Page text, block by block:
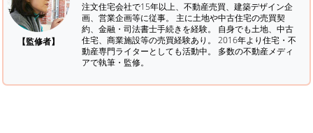
【監修者】
注文住宅会社で15年以上、不動産売買、建築デザイン企
画、営業企画等に従事。 主に土地や中古住宅の売買契
約、金融・司法書士手続きを経験。 自身でも土地、中古
住宅、商業施設等の売買経験あり。 2016年より住宅・不
動産専門ライターとしても活動中。 多数の不動産メディ
アで執筆・監修。